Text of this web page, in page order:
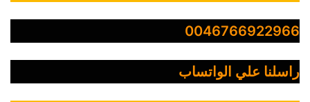
0046766922966
راسلنا علي الواتساب